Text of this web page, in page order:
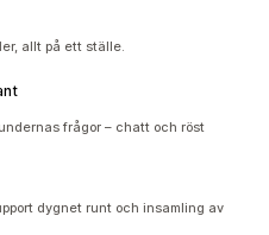
allt på ett ställe.
frågor – chatt och röst
dygnet runt och insamling av